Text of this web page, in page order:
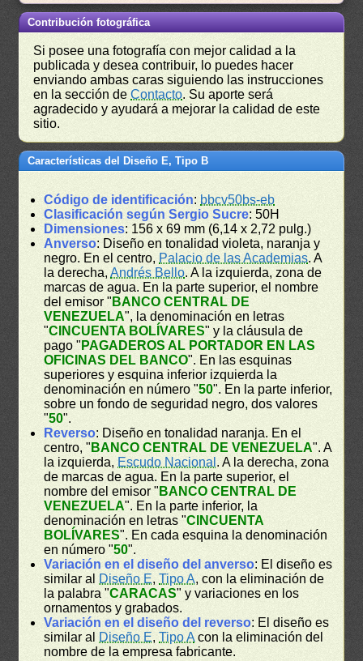
Contribución fotográfica
Si posee una fotografía con mejor calidad a la
publicada y desea contribuir, lo puedes hacer
enviando ambas caras siguiendo las instrucciones
en la sección deContacto. Su aporte será
agradecido y ayudará a mejorar la calidad de este
sitio.
Características del Diseño E, Tipo B
Código de identificación: bbcv50bs-eb
Clasificación según Sergio Sucre: 50H
Dimensiones: 156 x 69 mm (6,14 x 2,72 pulg.)
Anverso: Diseño en tonalidad violeta, naranja y
negro. En el centro, Palacio de las Academias. A
la derecha,Andrés Bello. A la izquierda, zona de
marcas de agua. En la parte superior, el nombre
del emisor " BANCO CENTRAL DE
VENEZUELA", la denominación en letras
"CINCUENTA BOLÍVARES" y la cláusula de
pago " PAGADEROS AL PORTADOR EN LAS
OFICINAS DEL BANCO". En las esquinas
superiores y esquina inferior izquierda la
denominación en número "50". En la parte inferior,
sobre un fondo de seguridad negro, dos valores
"50".
Reverso: Diseño en tonalidad naranja. En el
centro, " BANCO CENTRAL DE VENEZUELA". A
la izquierda, Escudo Nacional . A la derecha, zona
de marcas de agua. En la parte superior, el
nombre del emisor " BANCO CENTRAL DE
VENEZUELA". En la parte inferior, la
denominación en letras "CINCUENTA
BOLÍVARES". En cada esquina la denominación
en número "50".
Variación en el diseño del anverso: El diseño es
similar al Diseño E,Tipo A, con la eliminación de
la palabra "CARACAS" y variaciones en los
ornamentos y grabados.
Variación en el diseño del reverso: El diseño es
similar al Diseño E,Tipo A con la eliminación del
nombre de la empresa fabricante.